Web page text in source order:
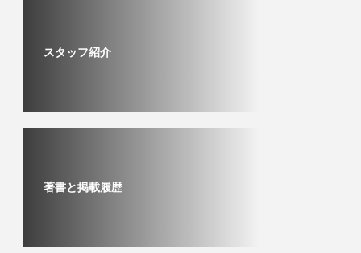
スタッフ紹介
著書と掲載履歴